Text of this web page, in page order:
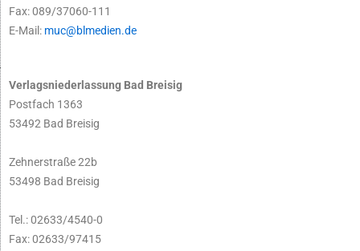
Fax: 089/37060-111
E-Mail: muc@blmedien.de
Verlagsniederlassung Bad Breisig
Postfach 1363
53492 Bad Breisig
Zehnerstraße 22b
53498 Bad Breisig
Tel.: 02633/4540-0
Fax: 02633/97415